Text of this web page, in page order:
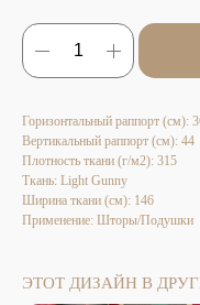
Горизонтальный раппорт (см):
Вертикальный раппорт (см): 44
Плотность ткани (г/м2): 315
Ткань: Light Gunny
Ширина ткани (см): 146
Применение: Шторы/Подушки
ЭТОТ ДИЗАЙН В